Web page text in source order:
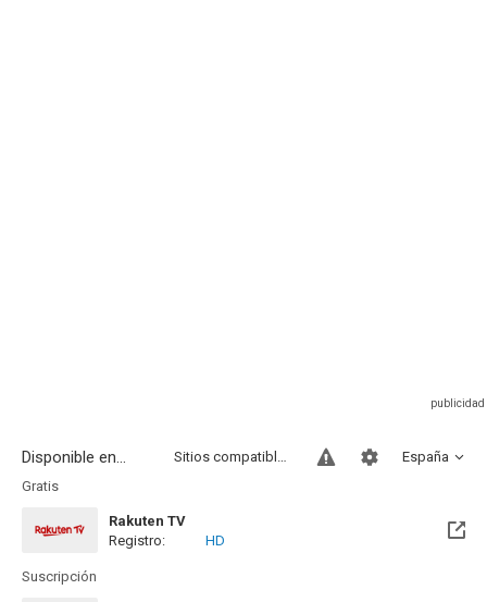
Disponible en... España
Sitios compatibles
Gratis
Rakuten TV
Registro:
HD
Suscripción